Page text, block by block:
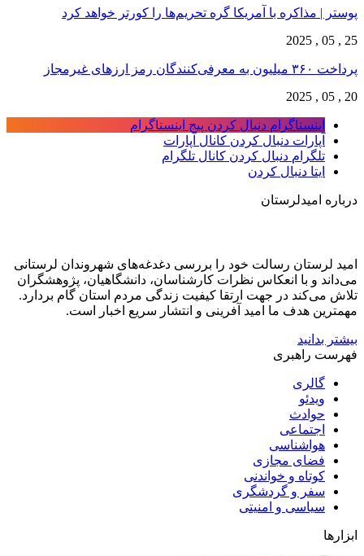
پوستر | مذاکره با آمریکا گره تحریم‌ها را کورتر خواهد کرد
25 , 05 , 2025
پرداخت ۳۶۰ میلیون به معرفی‌کنندگان رمز ارزهای غیرمجاز
20 , 05 , 2025
اینستاگرام دنبال کردن پیج اینستاگرام
آپارات دنبال کردن کانال آپارات
تلگرام دنبال کردن کانال تلگرام
ایتا دنبال کردن
درباره امیدلرستان
امید لرستان رسالت خود را بررسی دغدغه‌های شهروندان لرستانی
می‌داند و با انعکاس نظرات کارشناسان، دانشگاهیان، پژوهشگران
تلاش می‌کند در جهت ارتقا کیفیت زندگی مردم استان گام بردارد.
مهمترین هدف ما امید آفرینی و انتشار سریع اخبار است.
بیشتر بدانید
فهرست راهبری
گالری
ویدئو
حوادث
اجتماعی
هواشناسی
فضای مجازی
کوتاه و خواندنی
سفر و گردشگری
سیاسی و امنیتی
ابزارها